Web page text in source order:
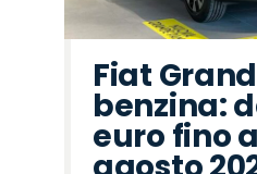
Fiat
benzina:
euro fino